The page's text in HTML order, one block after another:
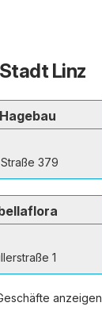
Linz
Hagebau
379
1
anzeigen